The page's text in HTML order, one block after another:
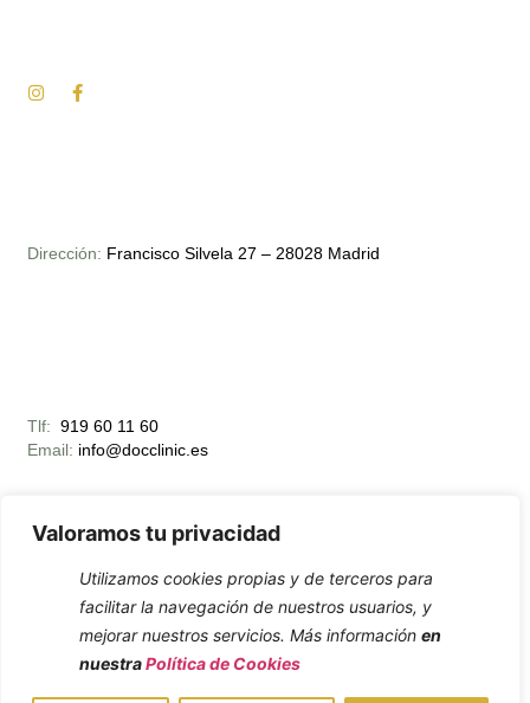
Valoramos tu privacidad
Utilizamos cookies propias y de terceros para
facilitar la navegación de nuestros usuarios, y
mejorar nuestros servicios. Más información en
nuestraPolítica de Cookies
Lunes – Viernes 10:00 – 19:00
Tlf: 919 60 11 60
Email: info@docclinic.es
Dirección: Francisco Silvela 27 – 28028 Madrid